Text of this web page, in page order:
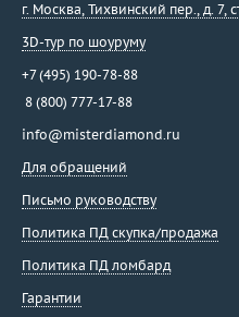
г. Москва, Тихвинский пер., д. 7,
3D-тур по шоуруму
+7 (495) 190-78-88
8 (800) 777-17-88
info@misterdiamond.ru
Для обращений
Письмо руководству
Политика ПД скупка/продажа
Политика ПД ломбард
Гарантии